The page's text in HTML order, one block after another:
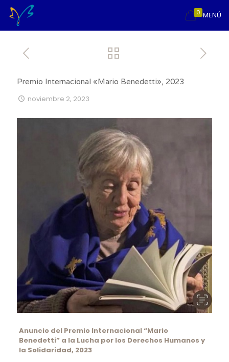
MENÚ
0
Premio Internacional «Mario Benedetti», 2023
noviembre 2, 2023
Anuncio del Premio Internacional “Mario
Benedetti” a la Lucha por los Derechos Humanos y
la Solidaridad, 2023